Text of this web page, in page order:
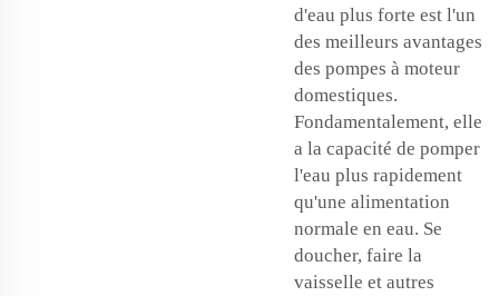
d'eau plus forte est l'un
des meilleurs avantages
des pompes à moteur
domestiques.
Fondamentalement, elle
a la capacité de pomper
l'eau plus rapidement
qu'une alimentation
normale en eau. Se
doucher, faire la
vaisselle et autres